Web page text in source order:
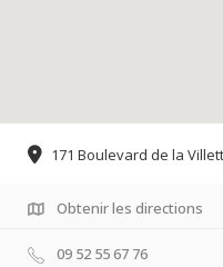
171 Boulevard de la
Obtenir les directions
09 52 55 67 76